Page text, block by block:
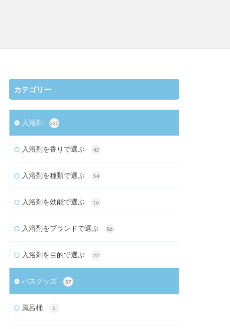
カテゴリー
入浴剤 220
入浴剤を香りで選ぶ 42
入浴剤を種類で選ぶ 54
入浴剤を効能で選ぶ 16
入浴剤をブランドで選ぶ 86
入浴剤を目的で選ぶ 22
バスグッズ 57
風呂桶 6